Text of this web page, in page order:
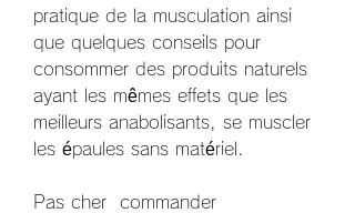
pratique de la musculation ainsi
que quelques conseils pour
consommer des produits naturels
ayant les mêmes effets que les
meilleurs anabolisants, se muscler
les épaules sans matériel.
Pas cher  commander